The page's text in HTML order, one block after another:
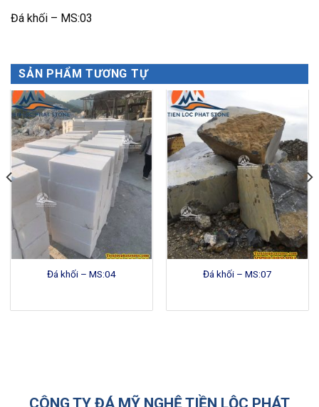
Đá khối – MS:03
SẢN PHẨM TƯƠNG TỰ
Đá khối – MS:04 Đá khối – MS:07
CÔNG TY ĐÁ MỸ NGHỆ TIỀN LỘC PHÁT